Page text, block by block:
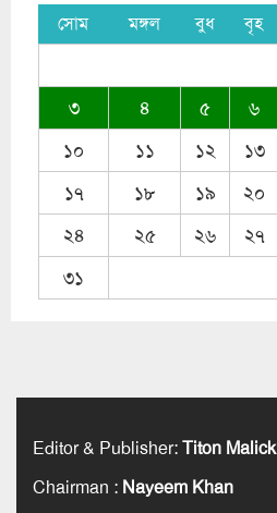
সোম মঙ্গল বুধ বৃহ
৩
৪ ৫ ৬
১০
১১ ১২ ১৩
১৭
১৮ ১৯ ২০
২৪
২৫ ২৬ ২৭
৩১
Editor & Publisher:Titon Malick
Chairman : Nayeem Khan